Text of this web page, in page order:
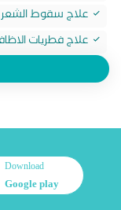
علاج سقوط الشعر
علاج فطريات
Download
Google play